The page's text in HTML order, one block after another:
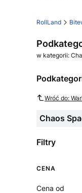
RollLand
w kategorii:
Wróć do:
Chaos
Filtry
CENA
Cena od